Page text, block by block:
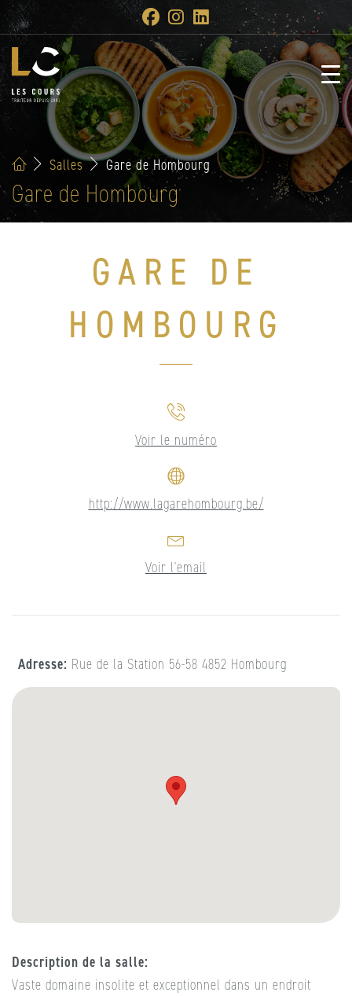
Salles Gare de Hombourg
Gare de Hombourg
GARE DE
HOMBOURG
Voir le numéro
http://www.lagarehombourg.be/
Voir l'email
Description de la salle
Vaste domaine insolite et exceptionnel dans un endroit
Adresse Rue de la Station 56-58 4852 Hombourg